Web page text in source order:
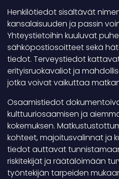
Henkilötiedot sisältävät
kansalaisuuden ja passin
Yhteystietoihin kuuluvat
sähköpostiosoitteet sekä
tiedot. Terveystiedot
erityisruokavaliot ja
jotka voivat vaikuttaa
Osaamistiedot
kulttuuriosaamisen ja
kokemuksen.
kohteet, majoitusvalinnat ja
tiedot auttavat
riskitekijät ja räätälöimään
työntekijän tarpeiden